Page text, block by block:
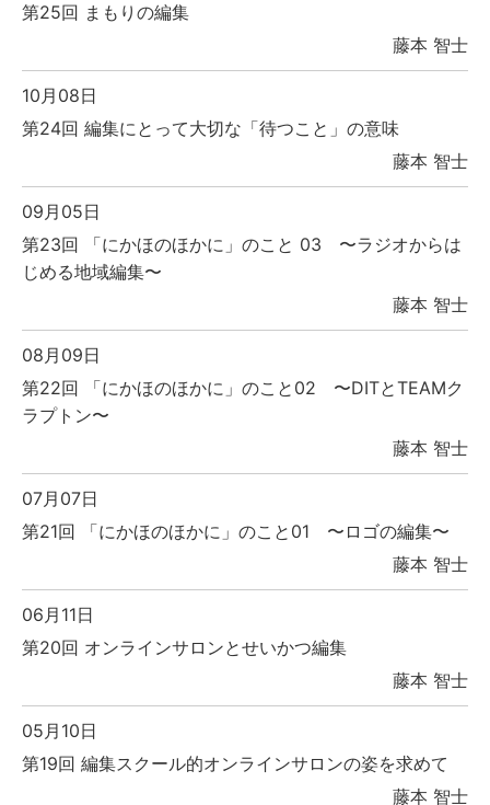
第25回 まもりの編集
藤本 智士
10月08日
第24回 編集にとって大切な「待つこと」の意味
藤本 智士
09月05日
第23回 「にかほのほかに」のこと 03 〜ラジオからは
じめる地域編集〜
藤本 智士
08月09日
第22回 「にかほのほかに」のこと02 〜DITとTEAMク
ラプトン〜
藤本 智士
07月07日
第21回 「にかほのほかに」のこと01 〜ロゴの編集〜
藤本 智士
06月11日
第20回 オンラインサロンとせいかつ編集
藤本 智士
05月10日
第19回 編集スクール的オンラインサロンの姿を求めて
藤本 智士